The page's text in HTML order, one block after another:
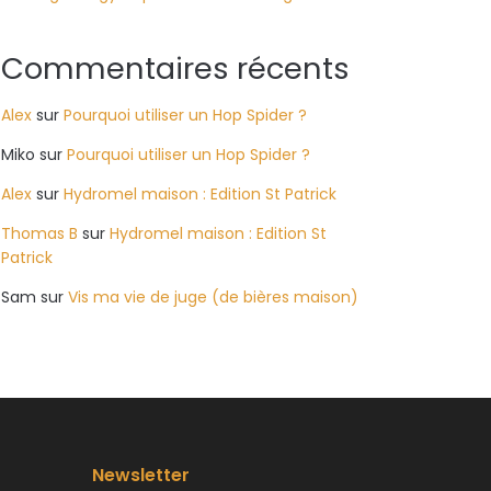
Commentaires récents
Alex sur Pourquoi utiliser un Hop Spider ?
Miko sur Pourquoi utiliser un Hop Spider ?
Alex sur Hydromel maison : Edition St Patrick
Thomas B sur Hydromel maison : Edition St
Patrick
Sam sur Vis ma vie de juge (de bières maison)
Newsletter